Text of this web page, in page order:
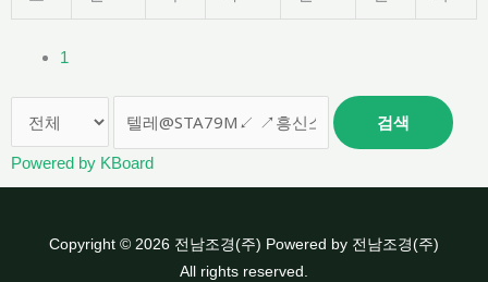
1
검색
Powered by KBoard
Copyright © 2026 전남조경(주) Powered by 전남조경(주)
All rights reserved.